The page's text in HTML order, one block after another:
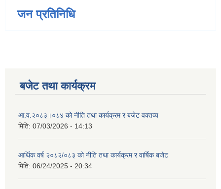
जन प्रतिनिधि
बजेट तथा कार्यक्रम
आ.व.२०८३।०८४ को नीति तथा कार्यक्रम र बजेट वक्तव्य
मिति: 07/03/2026 - 14:13
आर्थिक वर्ष २०८२/०८३ को नीति तथा कार्यक्रम र वार्षिक बजेट
मिति: 06/24/2025 - 20:34